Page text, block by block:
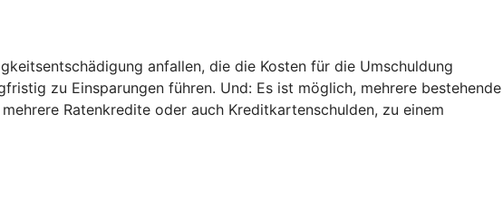
anfallen, die die Kosten für die Umschuldung
zu Einsparungen führen. Und: Es ist möglich, mehrere bestehende
Ratenkredite oder auch Kreditkartenschulden, zu einem